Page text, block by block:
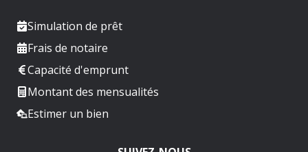
Simulation de prêt
Frais de notaire
Capacité d'emprunt
Montant des mensualités
Estimer un bien